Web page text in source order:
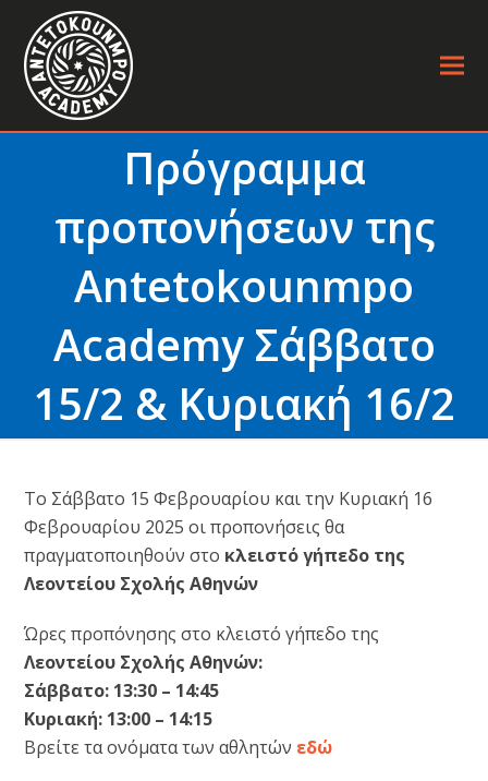
Πρόγραμμα
προπονήσεων της
Antetokounmpo
Academy Σάββατο
15/2 & Κυριακή 16/2
Το Σάββατο 15 Φεβρουαρίου και την Κυριακή 16
Φεβρουαρίου 2025 οι προπονήσεις θα
πραγματοποιηθούν στο κλειστό γήπεδο της
Λεοντείου Σχολής Αθηνών
Ώρες προπόνησης στο κλειστό γήπεδο της
Λεοντείου Σχολής Αθηνών:
Σάββατο: 13:30 – 14:45
Κυριακή: 13:00 – 14:15
Βρείτε τα ονόματα των αθλητών εδώ